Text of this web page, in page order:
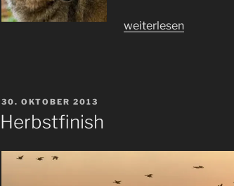
„Wolf
weiterlesen
VERÖFFENTLICHT
AM
30. OKTOBER 2013
Herbstfinish